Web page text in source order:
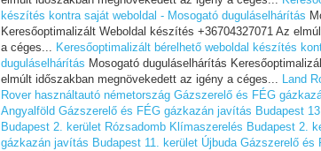
készítés kontra saját weboldal - Mosogató duguláselhárítás
Keresőoptimalizált Weboldal készítés +36704327071 Az
a céges... Keresőoptimalizált bérelhető weboldal készítés
duguláselhárítás Mosogató duguláselhárítás
elmúlt időszakban megnövekedett az igény a céges... Land
Rover használtautó németország Gázszerelő és FÉG
Angyalföld Gázszerelő és FÉG gázkazán javítás Budapest
Budapest 2. kerület Rózsadomb Klímaszerelés Budapest 2.
gázkazán javítás Budapest 11. kerület Újbuda Gázszerelő és